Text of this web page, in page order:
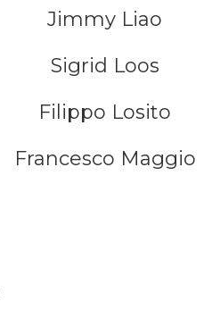
Jimmy Liao
Sigrid Loos
Filippo Losito
Francesco Maggio